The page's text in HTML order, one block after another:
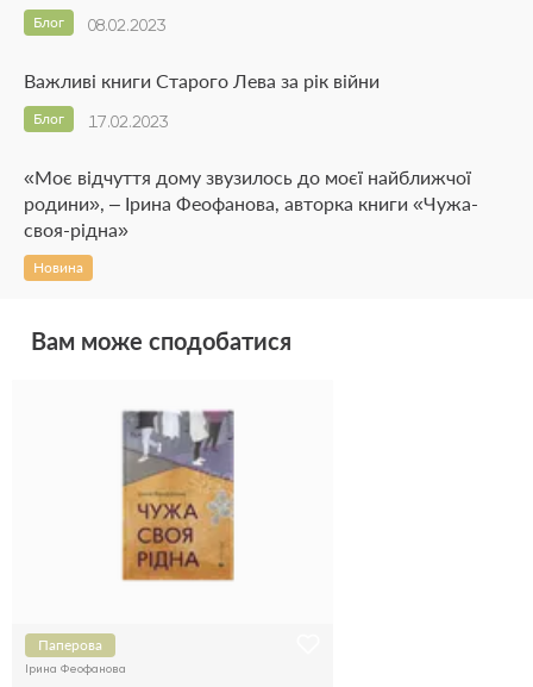
08.02.2023
Блог
Важливі книги Старого Лева за рік війни
17.02.2023
Блог
«Моє відчуття дому звузилось до моєї найближчої
родини», – Ірина Феофанова, авторка книги «Чужа-
своя-рідна»
Новина
Вам може сподобатися
Паперова
Ірина Феофанова